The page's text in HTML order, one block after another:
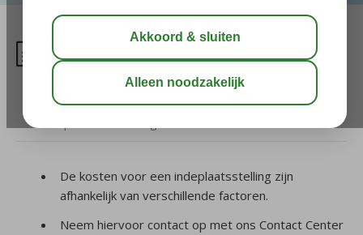
Kan ik iemand in mijn plaats
op vakantie laten gaan?
/ 4. Naam Wijzigen / Kan ik iemand in mijn plaats
De kosten voor een indeplaatsstelling zijn
afhankelijk van verschillende factoren.
Neem hiervoor contact op met ons Contact Center